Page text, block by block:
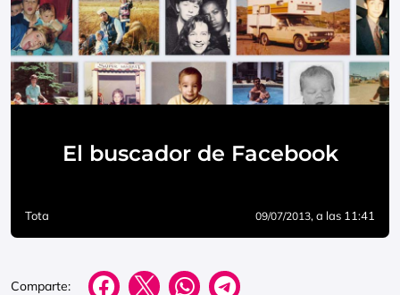
El buscador de Facebook
Tota 09/07/2013, a las 11:41
Comparte: